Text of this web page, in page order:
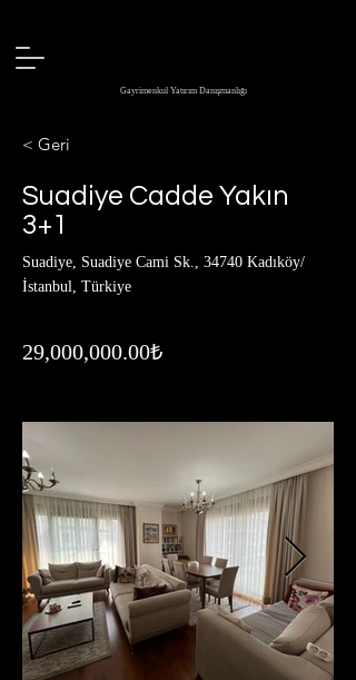
Gayrimenkul Yatırım Danışmanlığı
< Geri
Suadiye Cadde Yakın
3+1
Suadiye, Suadiye Cami Sk., 34740 Kadıköy/
İstanbul, Türkiye
29,000,000.00₺